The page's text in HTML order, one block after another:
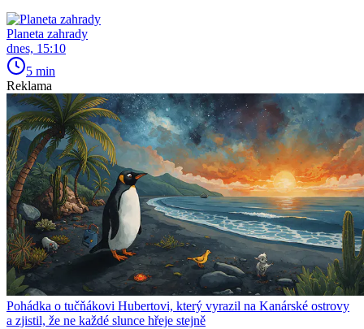
Planeta zahrady
dnes, 15:10
5 min
Reklama
Pohádka o tučňákovi Hubertovi, který vyrazil na Kanárské ostrovy
a zjistil, že ne každé slunce hřeje stejně